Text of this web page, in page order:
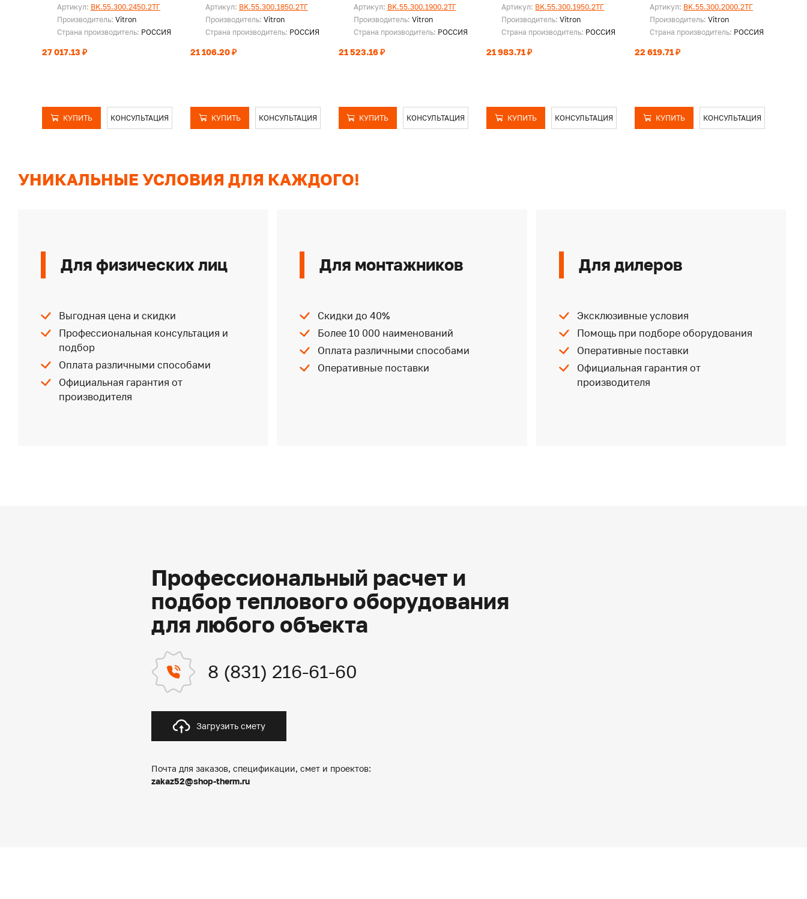
Артикул: BK.55.300.2450.2ТГ
Производитель: Vitron
Страна производитель: РОССИЯ
27 017.13 ₽
КУПИТЬ КОНСУЛЬТАЦИЯ
Артикул: BK.55.300.1850.2ТГ
Производитель: Vitron
Страна производитель: РОССИЯ
21 106.20 ₽
КУПИТЬ КОНСУЛЬТАЦИЯ
Артикул: BK.55.300.1900.2ТГ
Производитель: Vitron
Страна производитель: РОССИЯ
21 523.16 ₽
КУПИТЬ КОНСУЛЬТАЦИЯ
Артикул: BK.55.300.1950.2ТГ
Производитель:Vitron
Страна производитель: РОССИЯ
21 983.71 ₽
КУПИТЬ КОНСУЛЬТАЦИЯ
Артикул: BK.55.300.2000.2ТГ
Производитель:Vitron
Страна производитель: РОССИЯ
22 619.71 ₽
КУПИТЬ КОНСУЛЬТАЦИЯ
УНИКАЛЬНЫЕ УСЛОВИЯ ДЛЯ КАЖДОГО!
Для физических лиц
Выгодная цена и скидки
Профессиональная консультация и
подбор
Оплата различными способами
Официальная гарантия от
производителя
Для монтажников
Скидки до 40%
Более 10 000 наименований
Оплата различными способами
Оперативные поставки
Для дилеров
Эксклюзивные условия
Помощь при подборе оборудования
Оперативные поставки
Официальная гарантия от
производителя
Профессиональный расчет и
подбор теплового оборудования
для любого объекта
8 (831) 216-61-60
Загрузить смету
Почта для заказов, спецификации, смет и проектов:
zakaz52@shop-therm.ru